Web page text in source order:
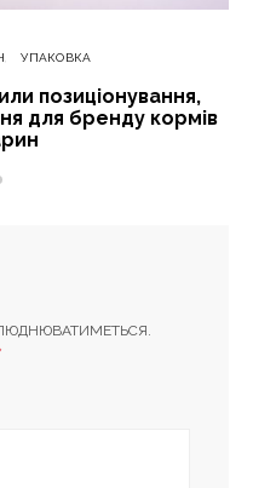
УПАКОВКА
позиціонування,
для бренду кормів